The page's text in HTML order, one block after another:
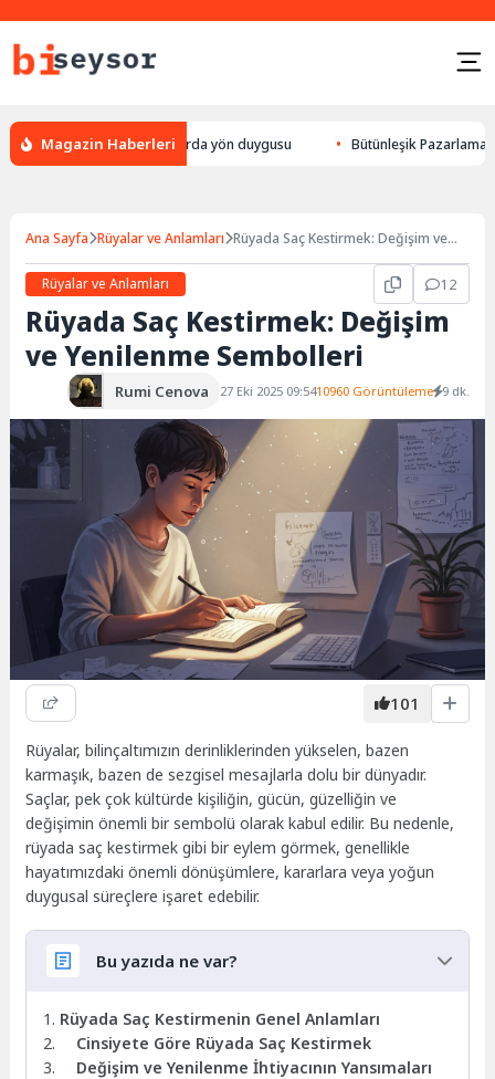
Magazin Haberleri
bulması, hayvanlarda yön duygusu Bütünleşik Pazarlama:
Ana Sayfa Rüyalar ve Anlamları Rüyada Saç Kestirmek: Değişim ve
Rüyalar ve Anlamları
12
Rüyada Saç Kestirmek: Değişim
ve Yenilenme Sembolleri
Rumi Cenova 27 Eki 2025 09:5410960 Görüntüleme 9 dk.
101
Rüyalar, bilinçaltımızın derinliklerinden yükselen, bazen
karmaşık, bazen de sezgisel mesajlarla dolu bir dünyadır.
Saçlar, pek çok kültürde kişiliğin, gücün, güzelliğin ve
değişimin önemli bir sembolü olarak kabul edilir. Bu nedenle,
rüyada saç kestirmek gibi bir eylem görmek, genellikle
hayatımızdaki önemli dönüşümlere, kararlara veya yoğun
duygusal süreçlere işaret edebilir.
Bu yazıda ne var?
Rüyada Saç Kestirmenin Genel Anlamları
Cinsiyete Göre Rüyada Saç Kestirmek
Değişim ve Yenilenme İhtiyacının Yansımaları